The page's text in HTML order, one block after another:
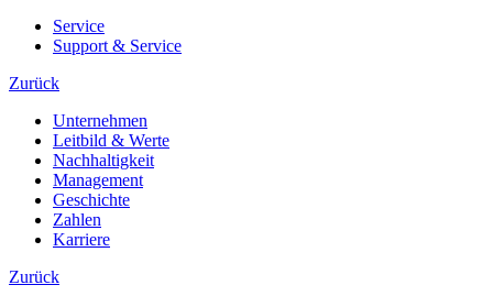
Service
Support & Service
Zurück
Unternehmen
Leitbild & Werte
Nachhaltigkeit
Management
Geschichte
Zahlen
Karriere
Zurück